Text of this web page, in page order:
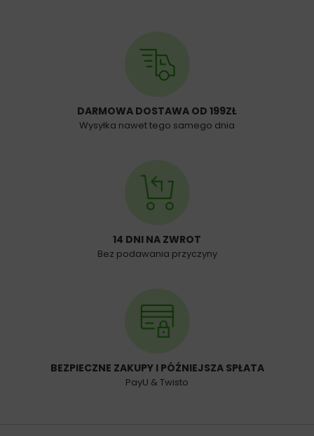
DARMOWA DOSTAWA OD 199ZŁ
Wysyłka nawet tego samego dnia
14 DNI NA ZWROT
Bez podawania przyczyny
BEZPIECZNE ZAKUPY I PÓŹNIEJSZA SPŁATA
PayU & Twisto